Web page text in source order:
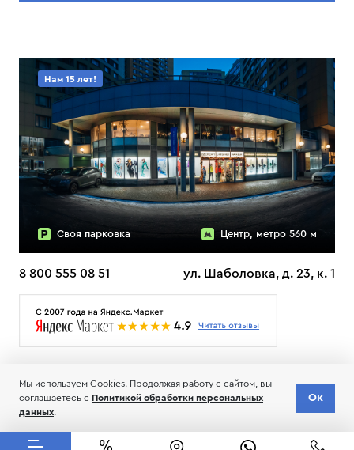
Нам 15 лет!
Своя парковка Центр, метро 560 м
8 800 555 08 51 ул. Шаболовка, д. 23, к. 1
© 2006-2026 Пределанет
Мы используем Cookies. Продолжая работу с сайтом, вы
соглашаетесь с Политикой обработки персональных
данных.
Ок